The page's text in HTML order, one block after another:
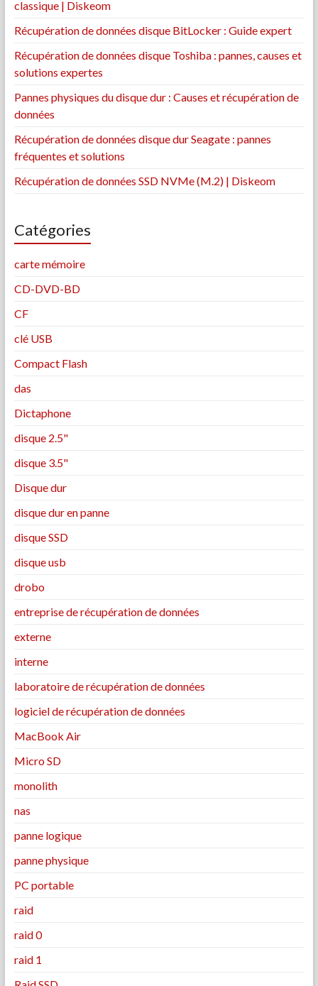
classique | Diskeom
Récupération de données disque BitLocker : Guide expert
Récupération de données disque Toshiba : pannes, causes et
solutions expertes
Pannes physiques du disque dur : Causes et récupération de
données
Récupération de données disque dur Seagate : pannes
fréquentes et solutions
Récupération de données SSD NVMe (M.2) | Diskeom
Catégories
carte mémoire
CD-DVD-BD
CF
clé USB
Compact Flash
das
Dictaphone
disque 2.5"
disque 3.5"
Disque dur
disque dur en panne
disque SSD
disque usb
drobo
entreprise de récupération de données
externe
interne
laboratoire de récupération de données
logiciel de récupération de données
MacBook Air
Micro SD
monolith
nas
panne logique
panne physique
PC portable
raid
raid 0
raid 1